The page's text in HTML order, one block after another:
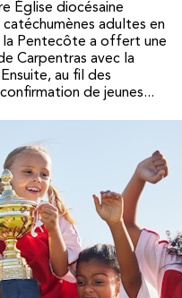
Église diocésaine
catéchumènes adultes en
Pentecôte a offert une
Carpentras avec la
au fil des
de jeunes...